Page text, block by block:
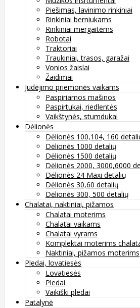
Piešimas, lavinimo rinkiniai
Rinkiniai berniukams
Rinkiniai mergaitėms
Robotai
Traktoriai
Traukiniai, trasos, garažai
Vonios žaislai
Žaidimai
Judėjimo priemonės vaikams
Paspiriamos mašinos
Paspirtukai, riedlentės
Vaikštynės, stumdukai
Dėlionės
Dėlionės 100,104, 160
Dėlionės 1000 detalių
Dėlionės 1500 detalių
Dėlionės 2000, 3000,6000
Dėlionės 24 Maxi detalių
Dėlionės 30,60 detalių
Dėlionės 300, 500 detalių
Chalatai, naktiniai, pižamos
Chalatai moterims
Chalatai vaikams
Chalatai vyrams
Komplektai moterims
Naktiniai, pižamos moterims
Pledai, lovatiesės
Lovatiesės
Pledai
Vaikiški pledai
Patalynė